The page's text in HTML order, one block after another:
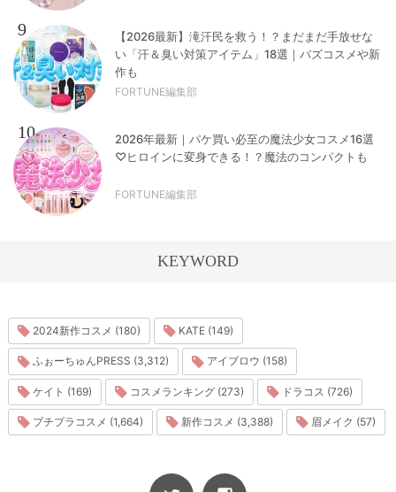
9
【2026最新】滝汗民を救う！？まだまだ手放せな
い「汗＆臭い対策アイテム」18選｜バズコスメや新
作も
FORTUNE編集部
10
2026年最新｜パケ買い必至の魔法少女コスメ16選
♡ヒロインに変身できる！？魔法のコンパクトも
FORTUNE編集部
KEYWORD
2024新作コスメ (180) KATE (149)
ふぉーちゅんPRESS (3,312) アイブロウ (158)
ケイト (169) コスメランキング (273) ドラコス (726)
プチプラコスメ (1,664) 新作コスメ (3,388) 眉メイク (57)